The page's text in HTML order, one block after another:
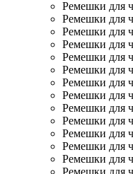
Ремешки для
Ремешки для
Ремешки для
Ремешки для
Ремешки для
Ремешки для
Ремешки для
Ремешки для
Ремешки для
Ремешки для
Ремешки для
Ремешки для
Ремешки для
Ремешки для